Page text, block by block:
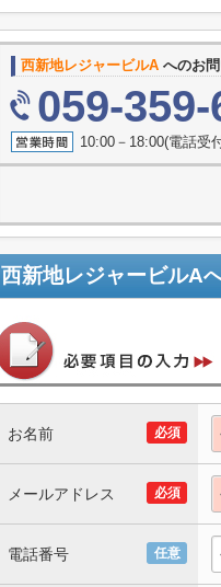
西新地レジャービルA へのお
059-359-
10:00－18:00(電話受
西新地レジャービルA
必須
お名前
必須
メールアドレス
任意
電話番号